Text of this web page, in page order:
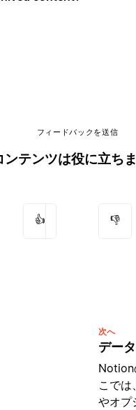
フィードバックを送信
ンテンツは役に立ち
👍 👎
次へ
デー
Notion
こでは
やオプ